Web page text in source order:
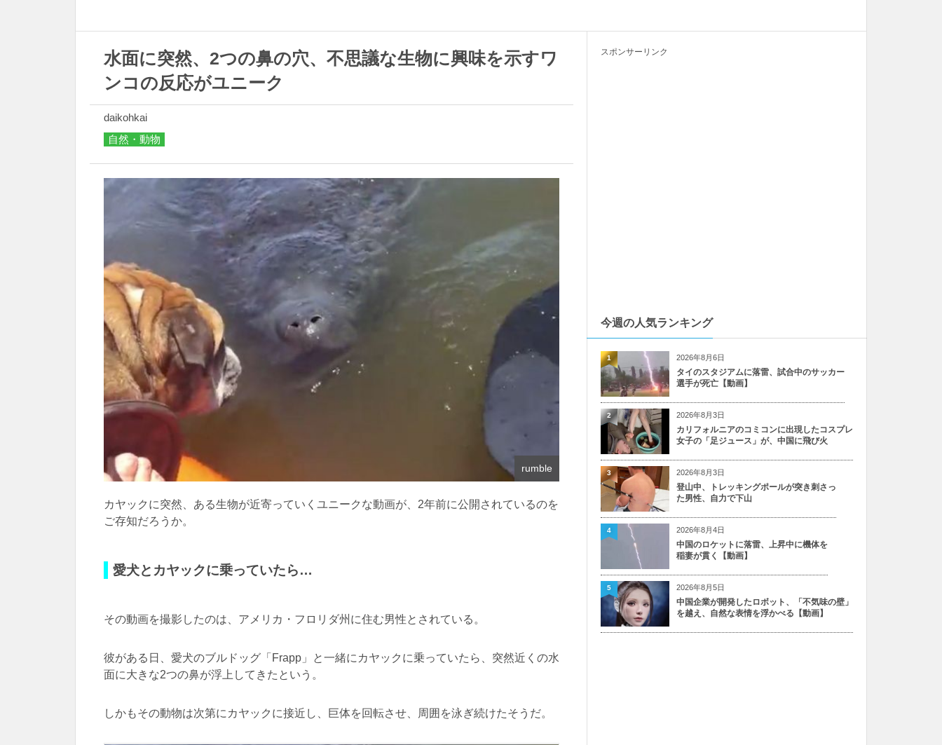
水面に突然、2つの鼻の穴、不思議な生物に興味を示すワ
ンコの反応がユニーク
daikohkai
自然・動物
rumble
カヤックに突然、ある生物が近寄っていくユニークな動画が、2年前に公開されているのを
ご存知だろうか。
愛犬とカヤックに乗っていたら…
その動画を撮影したのは、アメリカ・フロリダ州に住む男性とされている。
彼がある日、愛犬のブルドッグ「Frapp」と一緒にカヤックに乗っていたら、突然近くの水
面に大きな2つの鼻が浮上してきたという。
しかもその動物は次第にカヤックに接近し、巨体を回転させ、周囲を泳ぎ続けたそうだ。
スポンサーリンク
今週の人気ランキング
2026年8月6日
タイのスタジアムに落雷、試合中のサッカー
選手が死亡【動画】
1
2026年8月3日
カリフォルニアのコミコンに出現したコスプレ
女子の「足ジュース」が、中国に飛び火
2
2026年8月3日
登山中、トレッキングポールが突き刺さっ
た男性、自力で下山
3
2026年8月4日
中国のロケットに落雷、上昇中に機体を
稲妻が貫く【動画】
4
2026年8月5日
中国企業が開発したロボット、「不気味の壁」
を越え、自然な表情を浮かべる【動画】
5